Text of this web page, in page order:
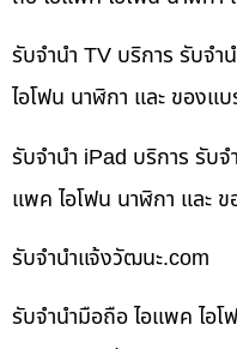
รับจำนำ TV บริการ รับจำ
ไอโฟน นาฬิกา และ ของแ
รับจำนำ iPad บริการ รับ
แพค ไอโฟน นาฬิกา และ
รับจํานําแจ้งวัฒนะ.com
รับจำนำมือถือ ไอแพค ไอโ